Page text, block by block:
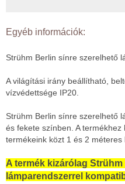
Egyéb információk:
Strühm Berlin sínre szerelhető
A világítási irány beállítható,
vízvédettsége IP20.
Strühm Berlin sínre szerelhető
és fekete színben. A
termékeink közt 1 és 2 méteres
A termék kizárólag
lámparendszerrel